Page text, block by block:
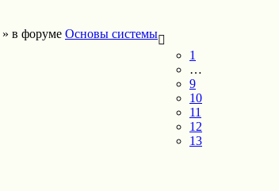
» в форуме Основы системы
1
…
9
10
11
12
13